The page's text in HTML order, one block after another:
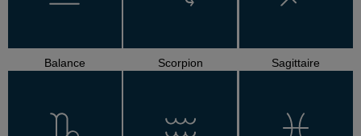
Balance Scorpion Sagittaire